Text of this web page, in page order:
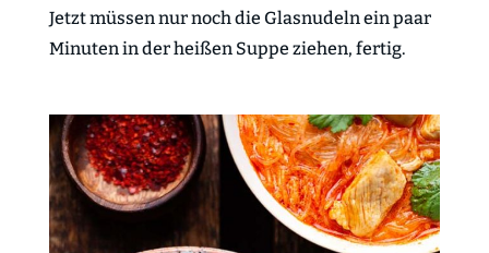
Jetzt müssen nur noch die Glasnudeln ein paar
Minuten in der heißen Suppe ziehen, fertig.